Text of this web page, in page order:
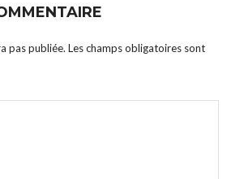
pas publiée. Les champs obligatoires sont